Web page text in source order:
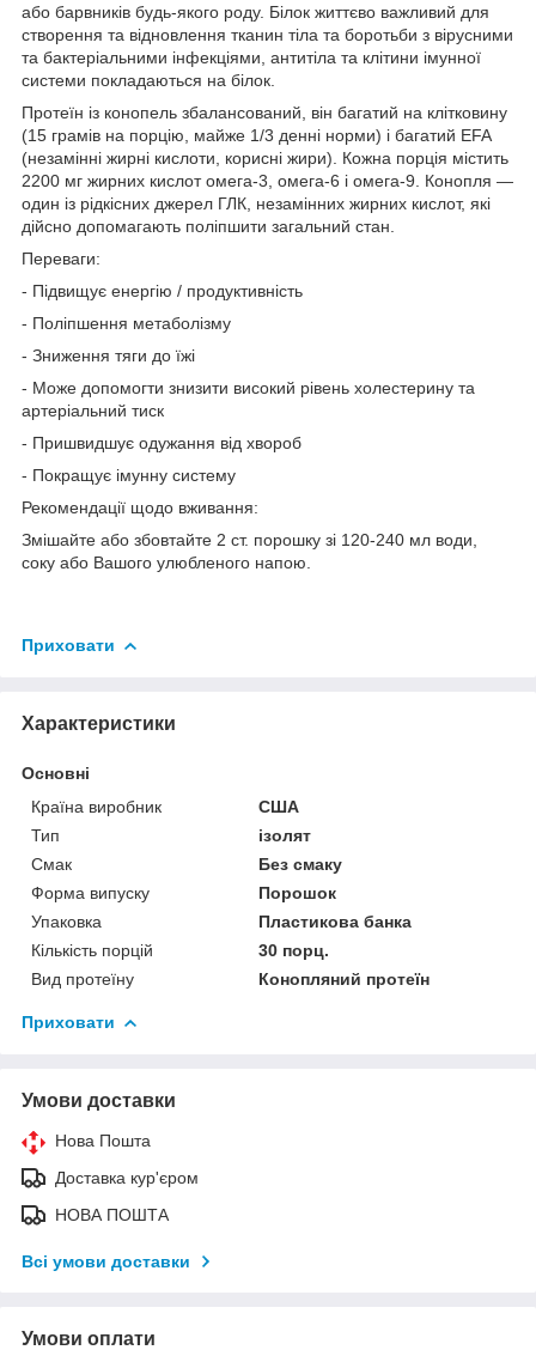
або барвників будь-якого роду. Білок життєво важливий для
створення та відновлення тканин тіла та боротьби з вірусними
та бактеріальними інфекціями, антитіла та клітини імунної
системи покладаються на білок.
Протеїн із конопель збалансований, він багатий на клітковину
(15 грамів на порцію, майже 1/3 денні норми) і багатий EFA
(незамінні жирні кислоти, корисні жири). Кожна порція містить
2200 мг жирних кислот омега-3, омега-6 і омега-9. Конопля —
один із рідкісних джерел ГЛК, незамінних жирних кислот, які
дійсно допомагають поліпшити загальний стан.
Переваги:
- Підвищує енергію / продуктивність
- Поліпшення метаболізму
- Зниження тяги до їжі
- Може допомогти знизити високий рівень холестерину та
артеріальний тиск
- Пришвидшує одужання від хвороб
- Покращує імунну систему
Рекомендації щодо вживання:
Змішайте або збовтайте 2 ст. порошку зі 120-240 мл води,
соку або Вашого улюбленого напою.
Приховати
Характеристики
Основні
Країна виробник
США
Тип
ізолят
Смак
Без смаку
Форма випуску
Порошок
Упаковка
Пластикова банка
Кількість порцій
30 порц.
Вид протеїну
Конопляний протеїн
Приховати
Умови доставки
Нова Пошта
Доставка кур'єром
НОВА ПОШТА
Всі умови доставки
Умови оплати